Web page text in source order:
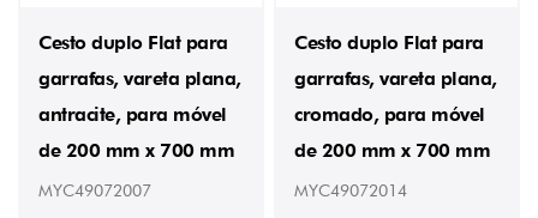
Cesto duplo Flat para
garrafas, vareta plana,
antracite, para móvel
de 200 mm x 700 mm
MYC49072007
Cesto duplo Flat para
garrafas, vareta plana,
cromado, para móvel
de 200 mm x 700 mm
MYC49072014